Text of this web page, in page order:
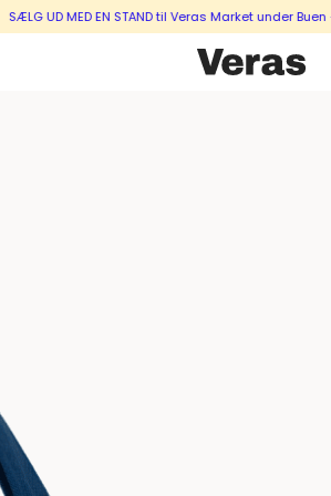
MED EN STAND til Veras Market under Buen –